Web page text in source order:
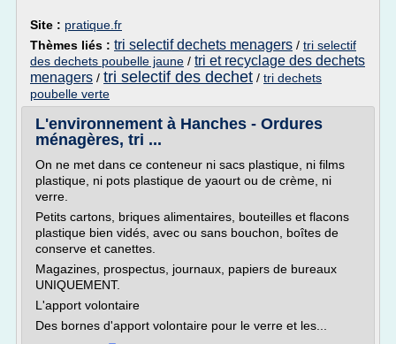
Site : pratique.fr
Thèmes liés : tri selectif dechets menagers / tri selectif
des dechets poubelle jaune / tri et recyclage des dechets
menagers / tri selectif des dechet / tri dechets
poubelle verte
L'environnement à Hanches - Ordures
ménagères, tri ...
On ne met dans ce conteneur ni sacs plastique, ni films
plastique, ni pots plastique de yaourt ou de crème, ni
verre.
Petits cartons, briques alimentaires, bouteilles et flacons
plastique bien vidés, avec ou sans bouchon, boîtes de
conserve et canettes.
Magazines, prospectus, journaux, papiers de bureaux
UNIQUEMENT.
L'apport volontaire
Des bornes d'apport volontaire pour le verre et les...